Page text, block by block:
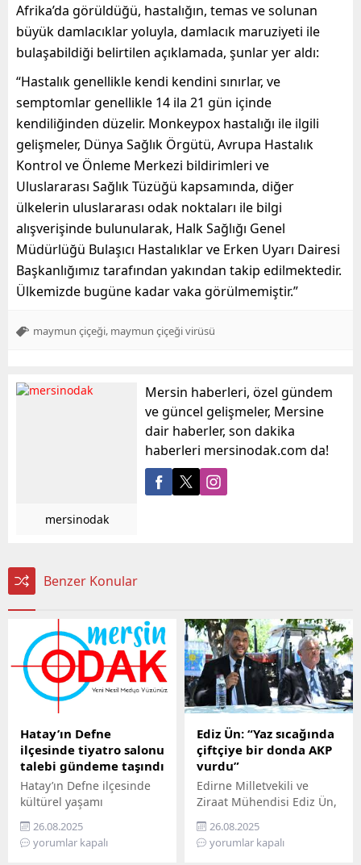
Afrika’da görüldüğü, hastalığın, temas ve solunan
büyük damlacıklar yoluyla, damlacık maruziyeti ile
bulaşabildiği belirtilen açıklamada, şunlar yer aldı:
“Hastalık genellikle kendi kendini sınırlar, ve
semptomlar genellikle 14 ila 21 gün içinde
kendiliğinden düzelir. Monkeypox hastalığı ile ilgili
gelişmeler, Dünya Sağlık Örgütü, Avrupa Hastalık
Kontrol ve Önleme Merkezi bildirimleri ve
Uluslararası Sağlık Tüzüğü kapsamında, diğer
ülkelerin uluslararası odak noktaları ile bilgi
alışverişinde bulunularak, Halk Sağlığı Genel
Müdürlüğü Bulaşıcı Hastalıklar ve Erken Uyarı Dairesi
Başkanlığımız tarafından yakından takip edilmektedir.
Ülkemizde bugüne kadar vaka görülmemiştir.”
maymun çiçeği maymun çiçeği virüsü
mersinodak
Mersin haberleri, özel gündem
ve güncel gelişmeler, Mersine
dair haberler, son dakika
haberleri mersinodak.com da!
Benzer Konular
Hatay’ın Defne
ilçesinde tiyatro salonu
talebi gündeme taşındı
Hatay’ın Defne ilçesinde
kültürel yaşamı
canlandırmak isteyen
sanatçılar, ilçeye bir
tiyatro salonu kurulması
26.08.2025
yorumlar kapalı
Ediz Ün: “Yaz sıcağında
çiftçiye bir donda AKP
vurdu”
Edirne Milletvekili ve
Ziraat Mühendisi Ediz Ün,
kabine toplantısı sonrası
Cumhurbaşkanı
Erdoğan’ın açıkladığı zirai
26.08.2025
yorumlar kapalı